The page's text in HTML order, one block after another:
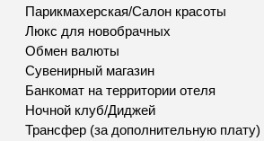
Парикмахерская/Салон красоты
Люкс для новобрачных
Обмен валюты
Сувенирный магазин
Банкомат на территории отеля
Ночной клуб/Диджей
Трансфер (за дополнительную плату)